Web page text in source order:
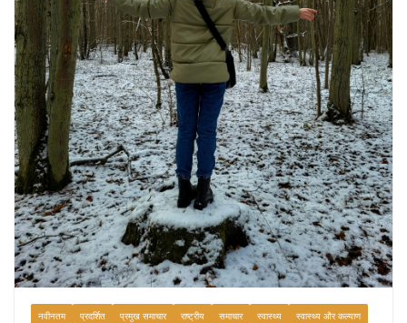
नवीनतम प्रदर्शित प्रमुख समाचार राष्ट्रीय समाचार स्वास्थ्य
स्वास्थ्य और कल्याण